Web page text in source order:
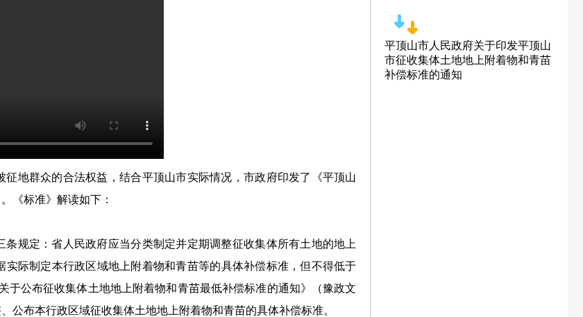
征地群众的合法权益，结合平顶山市实际情况， 市政府印发了《平顶山
《标准》解读如下 ：
规定：省人民政府应当分类制定并定期调整征收集体所有土地的地上
际制定本行政区域地上附着物和青苗等的具体补偿标准，但不得低于
于公布征收集体土地地上附着物和青苗最低补偿标准的通知》（豫政文
公布本行政区域征收集体土地地上附着物和青苗的具体补偿标准。
平顶山市人民政府关于印发平顶山
市征收集体土地地上附着物和青苗
补偿标准的通知